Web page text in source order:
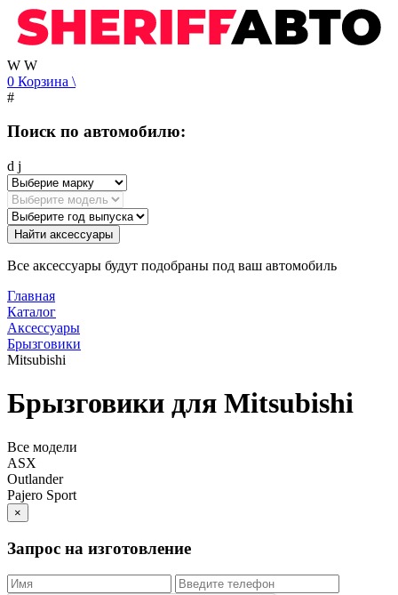
W W
0 Корзина \
#
Поиск по автомобилю:
d j
Найти аксессуары
Все аксессуары будут подобраны под ваш автомобиль
Главная
Каталог
Аксессуары
Брызговики
Mitsubishi
Брызговики для Mitsubishi
Все модели
ASX
Outlander
Pajero Sport
×
Запрос на изготовление